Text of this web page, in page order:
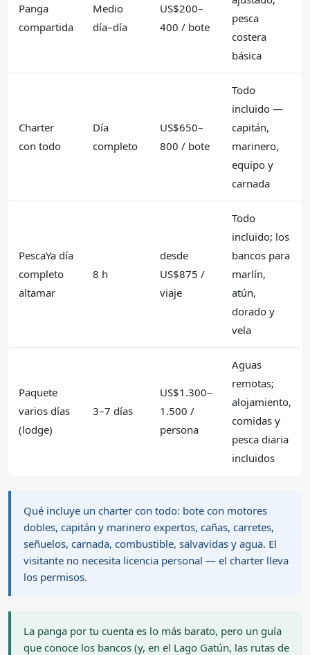
Panga
compartida
Medio
día–día
US$200–
400 / bote
pesca
costera
básica
Charter
con todo
Día
completo
US$650–
800 / bote
Todo
incluido —
capitán,
marinero,
equipo y
carnada
PescaYa día
completo
altamar
8 h
desde
US$875 /
viaje
Todo
incluido; los
bancos para
marlín,
atún,
dorado y
vela
Paquete
varios días
(lodge)
3–7 días
US$1.300–
1.500 /
persona
Aguas
remotas;
alojamiento,
comidas y
pesca diaria
incluidos
Qué incluye un charter con todo: bote con motores
dobles, capitán y marinero expertos, cañas, carretes,
señuelos, carnada, combustible, salvavidas y agua. El
visitante no necesita licencia personal — el charter lleva
los permisos.
La panga por tu cuenta es lo más barato, pero un guía
que conoce los bancos (y, en el Lago Gatún, las rutas de